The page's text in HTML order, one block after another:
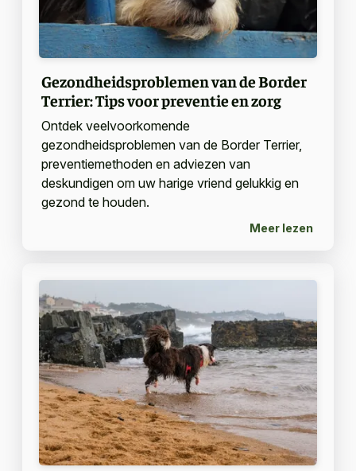
Gezondheidsproblemen van de Border
Terrier: Tips voor preventie en zorg
Ontdek veelvoorkomende
gezondheidsproblemen van de Border Terrier,
preventiemethoden en adviezen van
deskundigen om uw harige vriend gelukkig en
gezond te houden.
Meer lezen